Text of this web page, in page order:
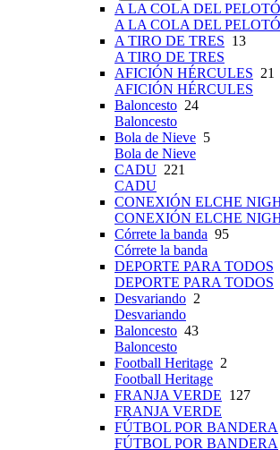
A LA COLA DEL
A LA COLA DEL
A TIRO DE TRES 13
A TIRO DE TRES
AFICIÓN HÉRCULES 21
AFICIÓN HÉRCULES
Baloncesto 24
Baloncesto
Bola de Nieve 5
Bola de Nieve
CADU 221
CADU
CONEXIÓN ELCHE
CONEXIÓN ELCHE
Córrete la banda 95
Córrete la banda
DEPORTE PARA TODOS
DEPORTE PARA TODOS
Desvariando 2
Desvariando
Baloncesto 43
Baloncesto
Football Heritage 2
Football Heritage
FRANJA VERDE 127
FRANJA VERDE
FÚTBOL POR BANDERA
FÚTBOL POR BANDERA